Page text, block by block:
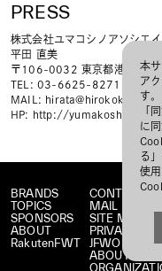
PRESS
株式会社ユマコシノアソシエ
平田 直美
〒106-0032 東京都港区六
TEL: 03-6625-8271
MAIL:
HP: http://
BRANDS
TOPICS
SPONSORS
ABOUT
RakutenFWT
CONTACT
MAIL
SITE MAP
PRIVACY
JFWO LINK
ABOUT JFW
本
ア
す。
「
に
る
使